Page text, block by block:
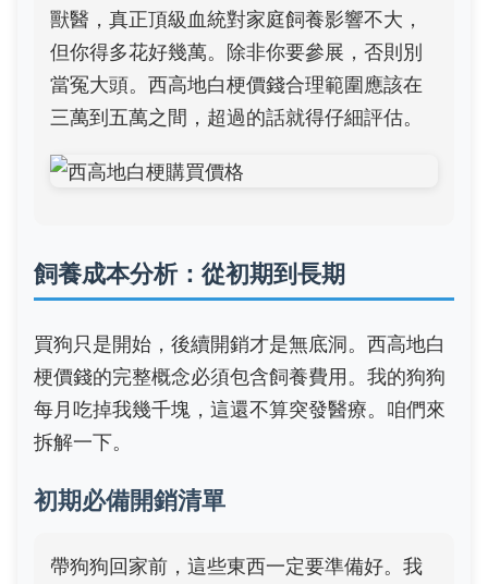
獸醫，真正頂級血統對家庭飼養影響不大，
但你得多花好幾萬。除非你要參展，否則別
當冤大頭。西高地白梗價錢合理範圍應該在
三萬到五萬之間，超過的話就得仔細評估。
飼養成本分析：從初期到長期
買狗只是開始，後續開銷才是無底洞。西高地白
梗價錢的完整概念必須包含飼養費用。我的狗狗
每月吃掉我幾千塊，這還不算突發醫療。咱們來
拆解一下。
初期必備開銷清單
帶狗狗回家前，這些東西一定要準備好。我